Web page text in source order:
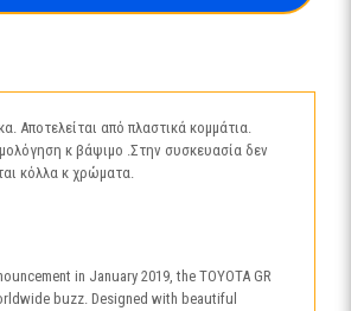
Αποτελείται από πλαστικά κομμάτια.
κ βάψιμο .Στην συσκευασία δεν
κόλλα κ χρώματα.
in January 2019, the TOYOTA GR
buzz. Designed with beautiful